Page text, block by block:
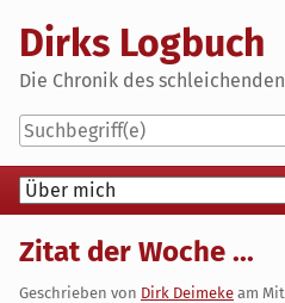
content
Dirks Logbuch
Die Chronik des
Navigation
Zitat der Woche ...
Geschrieben von Dirk Deimeke am